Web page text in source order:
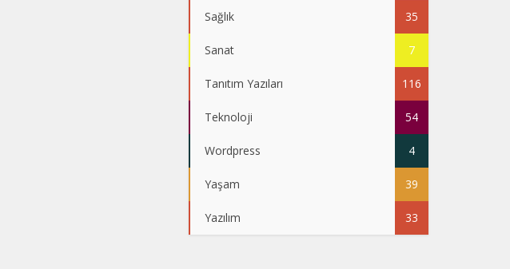
Sağlık 35
Sanat 7
Tanıtım Yazıları 116
Teknoloji 54
Wordpress 4
Yaşam 39
Yazılım 33